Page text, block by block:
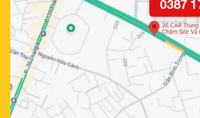
góc quan sát và các cài đặt khác chỉ
cảm ứng trực tiếp trên màn hình zin
bạn dễ dàng thay đổi các thiết lập mà
4.9 Ghi Hình Sau Khi Tắt Máy, Bảo
Một tính năng rất tiện ích là khả năng
máy, giúp bảo vệ xe khỏi các sự cố